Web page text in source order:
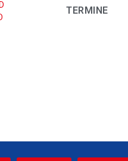
TERMINE